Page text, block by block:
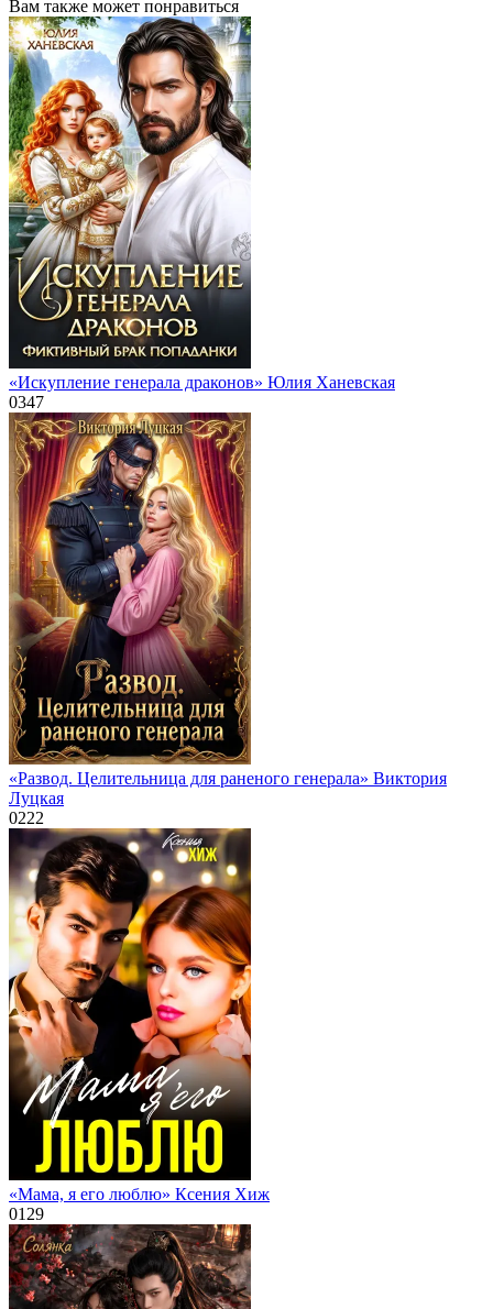
Вам также может понравиться
«Искупление генерала драконов» Юлия Ханевская
0347
«Развод. Целительница для раненого генерала» Виктория
Луцкая
0222
«Мама, я его люблю» Ксения Хиж
0129